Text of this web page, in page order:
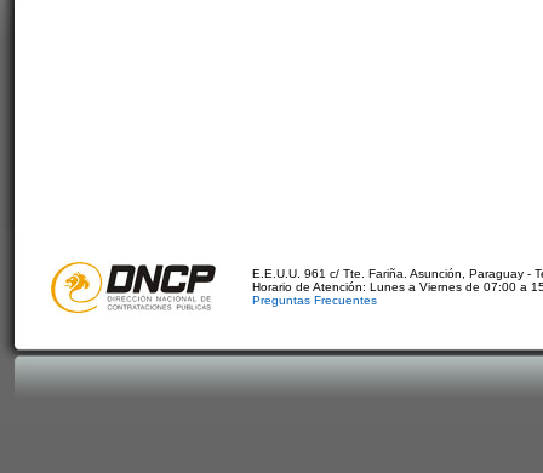
E.E.U.U. 961 c/ Tte. Fariña. Asunción, Paraguay -
Horario de Atención: Lunes a Viernes de 07:00 a
Preguntas Frecuentes